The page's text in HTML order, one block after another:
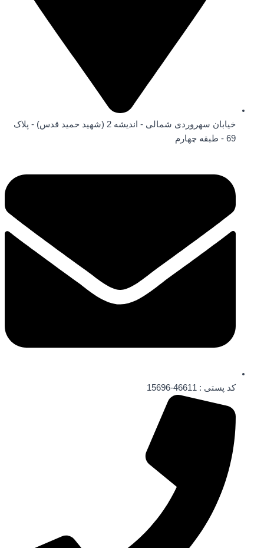
خیابان سهروردی شمالی - اندیشه 2 (شهید حمید قدس) - پلاک
69 - طبقه چهارم
کد پستی : 46611-15696